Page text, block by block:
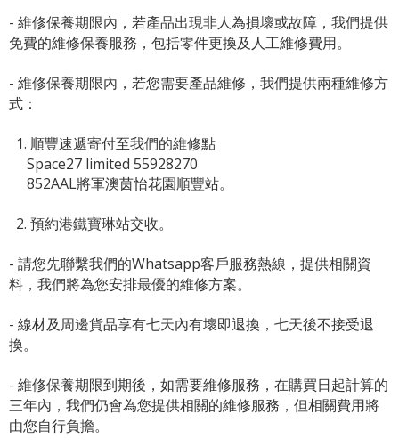
- 維修保養期限內，若產品出現非人為損壞或故障，我們提供
免費的維修保養服務，包括零件更換及人工維修費用。
- 維修保養期限內，若您需要產品維修，我們提供兩種維修方
式：
1. 順豐速遞寄付至我們的維修點
Space27 limited 55928270
852AAL將軍澳茵怡花園順豐站。
2. 預約港鐵寶琳站交收。
- 請您先聯繫我們的Whatsapp客戶服務熱線 ，提供相關資
料，我們將為您安排最優的維修方案。
- 線材及周邊貨品享有七天內有壞即退換，七天後不接受退
換。
- 維修保養期限到期後，如需要維修服務，在購買日起計算的
三年內，我們仍會為您提供相關的維修服務，但相關費用將
由您自行負擔。